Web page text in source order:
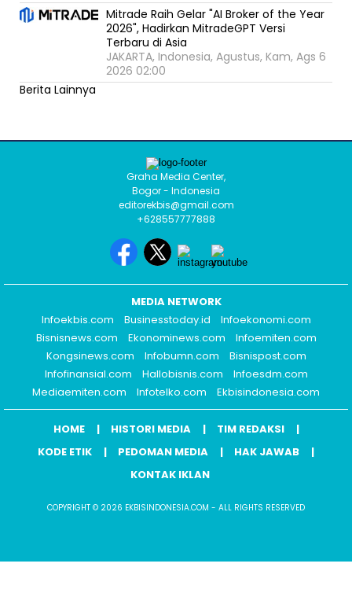
Mitrade Raih Gelar "AI Broker of the Year
2026", Hadirkan MitradeGPT Versi
Terbaru di Asia
JAKARTA, Indonesia, Agustus, Kam, Ags 6
2026 02:00
Berita Lainnya
Graha Media Center,
Bogor - Indonesia
editorekbis@gmail.com
+628557777888
MEDIA NETWORK
Infoekbis.com
Businesstoday.id
Infoekonomi.com
Bisnisnews.com
Ekonominews.com
Infoemiten.com
Kongsinews.com
Infobumn.com
Bisnispost.com
Infofinansial.com
Hallobisnis.com
Infoesdm.com
Mediaemiten.com
Infotelko.com Ekbisindonesia.com
HOME HISTORI MEDIA
TIM REDAKSI
KODE ETIK
PEDOMAN MEDIA
HAK JAWAB
KONTAK IKLAN
COPYRIGHT © 2026 EKBISINDONESIA.COM - ALL RIGHTS RESERVED